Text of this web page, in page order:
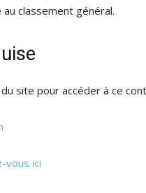
classement général.
site pour accéder à ce
vous ici